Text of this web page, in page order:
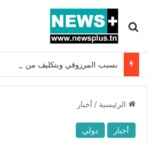
بحث عن
الرئيسية / أخبار
أخبار دولي